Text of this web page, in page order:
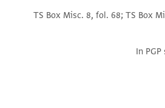
TS Box Misc. 8, fol. 68; TS Box
In